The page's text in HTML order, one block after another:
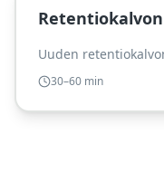
Uuden
30–60 min